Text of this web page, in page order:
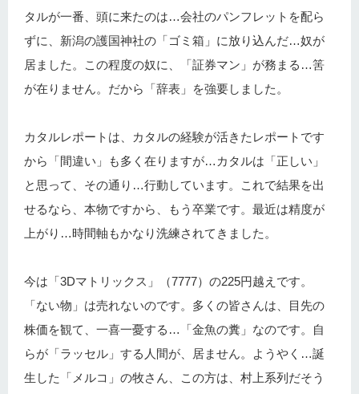
タルが一番、頭に来たのは…会社のパンフレットを配ら
ずに、新潟の護国神社の「ゴミ箱」に放り込んだ…奴が
居ました。この程度の奴に、「証券マン」が務まる…筈
が在りません。だから「辞表」を強要しました。
カタルレポートは、カタルの経験が活きたレポートです
から「間違い」も多く在りますが…カタルは「正しい」
と思って、その通り…行動しています。これで結果を出
せるなら、本物ですから、もう卒業です。最近は精度が
上がり…時間軸もかなり洗練されてきました。
今は「3Dマトリックス」（7777）の225円越えです。
「ない物」は売れないのです。多くの皆さんは、目先の
株価を観て、一喜一憂する…「金魚の糞」なのです。自
らが「ラッセル」する人間が、居ません。ようやく…誕
生した「メルコ」の牧さん、この方は、村上系列だそう